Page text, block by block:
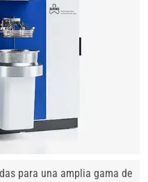
para una amplia gama de